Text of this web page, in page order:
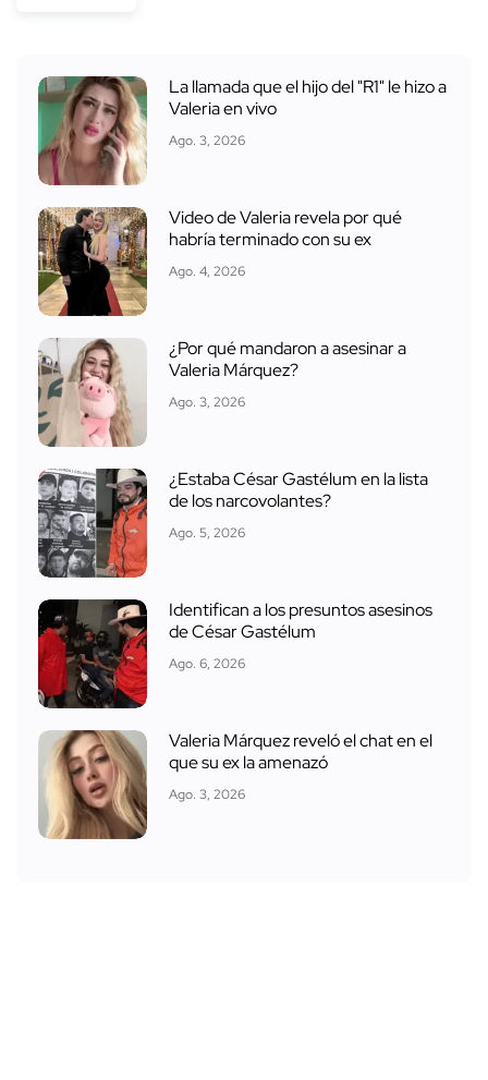
La llamada que el hijo del "R1" le hizo a
Valeria en vivo
Ago. 3, 2026
Video de Valeria revela por qué
habría terminado con su ex
Ago. 4, 2026
¿Por qué mandaron a asesinar a
Valeria Márquez?
Ago. 3, 2026
¿Estaba César Gastélum en la lista
de los narcovolantes?
Ago. 5, 2026
Identifican a los presuntos asesinos
de César Gastélum
Ago. 6, 2026
Valeria Márquez reveló el chat en el
que su ex la amenazó
Ago. 3, 2026